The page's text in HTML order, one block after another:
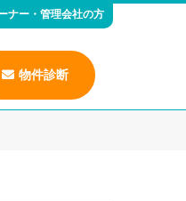
ナー・管理会社の方
物件診断